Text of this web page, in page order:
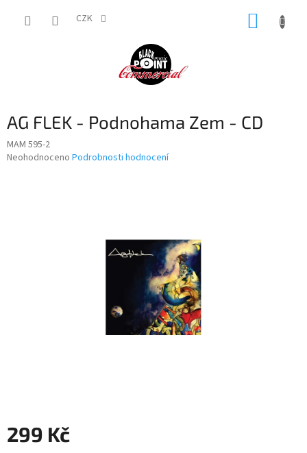
CZK
AG FLEK - Podnohama Zem - CD
MAM 595-2
Průměrné
Neohodnoceno Podrobnosti hodnocení
299 Kč